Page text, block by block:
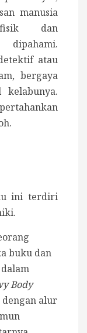
manusia
fisik dan
atau
bergaya
kelabunya.
ini terdiri
buku dan
Body
dengan alur